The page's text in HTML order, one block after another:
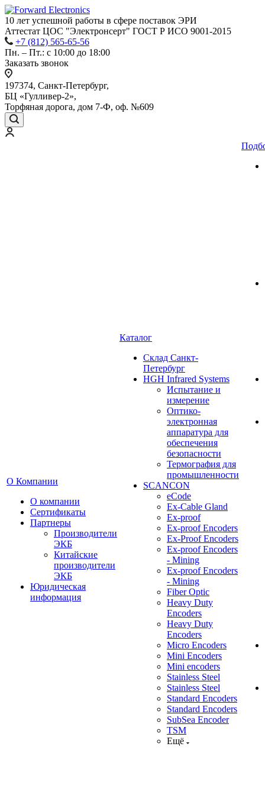
10 лет успешной работы в сфере поставок ЭРИ
Аттестат ЦОС "Электронсерт" ГОСТ Р ИСО 9001-2015
+7 (812) 565-65-56
Пн. – Пт.: с 10:00 до 18:00
Заказать звонок
197374, Санкт-Петербург,
БЦ «Гулливер-2»,
Торфяная дорога, дом 7-Ф, оф. №609
О Компании
О компании
Сертификаты
Партнеры
Производители
ЭКБ
Китайские
производители
ЭКБ
Юридическая
информация
Каталог
Cклад Санкт-
Петербург
HGH Infrared Systems
Испытание и
измерение
Оптико-
электронная
аппаратура для
обеспечения
безопасности
Термография для
промышленности
SCANCON
eCode
Ex-Cable Gland
Ex-proof
Ex-proof Encoders
Ex-Proof Encoders
Ex-proof Encoders
- Mining
Ex-proof Encoders
- Mining
Fiber Optic
Heavy Duty
Encoders
Heavy Duty
Encoders
Micro Encoders
Mini Encoders
Mini encoders
Stainless Steel
Stainless Steel
Standard Encoders
Standard Encoders
SubSea Encoder
TSM
Ещё